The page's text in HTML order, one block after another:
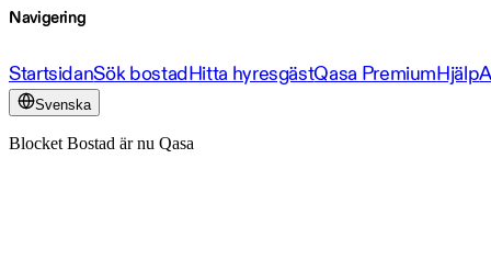
Navigering
StartsidanSök bostadHitta hyresgästQasa PremiumHjälp
Svenska
Blocket Bostad är nu Qasa